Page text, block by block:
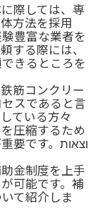
際しては、専
方法を採用
豊富な業者を
する際には、
きるところを
筋コンクリー
スであると言
ている方々
圧縮するため
の工夫なども並行して考慮することが重要です。וצאות
金制度を上手
可能です。補
て紹介しま